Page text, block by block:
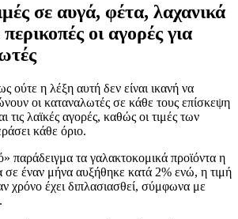
σε αυγά, φέτα, λαχανικά
οι αγορές για
ούτε η λέξη αυτή δεν είναι ικανή να
οι καταναλωτές σε κάθε τους επίσκεψη
τις λαϊκές αγορές, καθώς οι τιμές των
κάθε όριο.
παράδειγμα τα γαλακτοκομικά προϊόντα η
σε έναν μήνα αυξήθηκε κατά 2% ενώ, η τιμή
χρόνο έχει διπλασιασθεί, σύμφωνα με